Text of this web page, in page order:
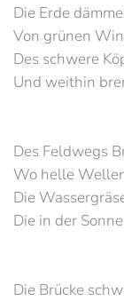
Die Erde
Von grünen
Des schwere
Und weithin
Des Feldwegs
Wo helle
Die
Die in der
Die Brücke